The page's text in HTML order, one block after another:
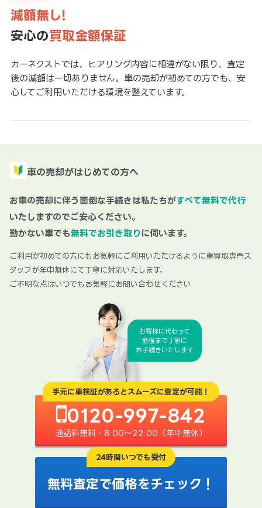
減額無し!
安心の買取金額保証
カーネクストでは、ヒアリング内容に相違がない限り、査定
後の減額は一切ありません。車の売却が初めての方でも、安
心してご利用いただける環境を整えています。
車の売却がはじめての方へ
お車の売却に伴う面倒な手続きは私たちがすべて無料で代行
いたしますのでご安心ください。
動かない車でも無料でお引き取りに伺います。
ご利用が初めての方にもお気軽にご利用いただけるように車買取専門ス
タッフが年中無休にて丁寧に対応いたします。
ご不明な点はいつでもお気軽にお問い合わせください
お客様に代わって
最後まで丁寧に
お手続きいたします
手元に車検証があるとスムーズに査定が可能！
0120-997-842
通話料無料・8:00〜22:00（年中無休）
24時間いつでも受付
無料査定で価格をチェック！